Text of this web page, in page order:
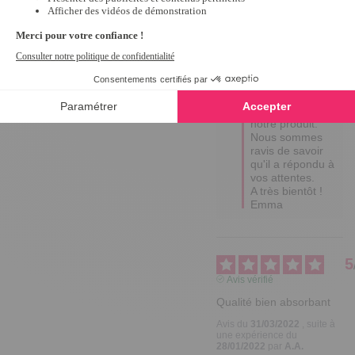
pour la note
avez attribuée à
notre produit.
Nous sommes
ravis de savoir
qu'il a répondu à
vos attentes.
A très bientôt !
Emma
5
Avis vérifié
Qualité bien absorbant